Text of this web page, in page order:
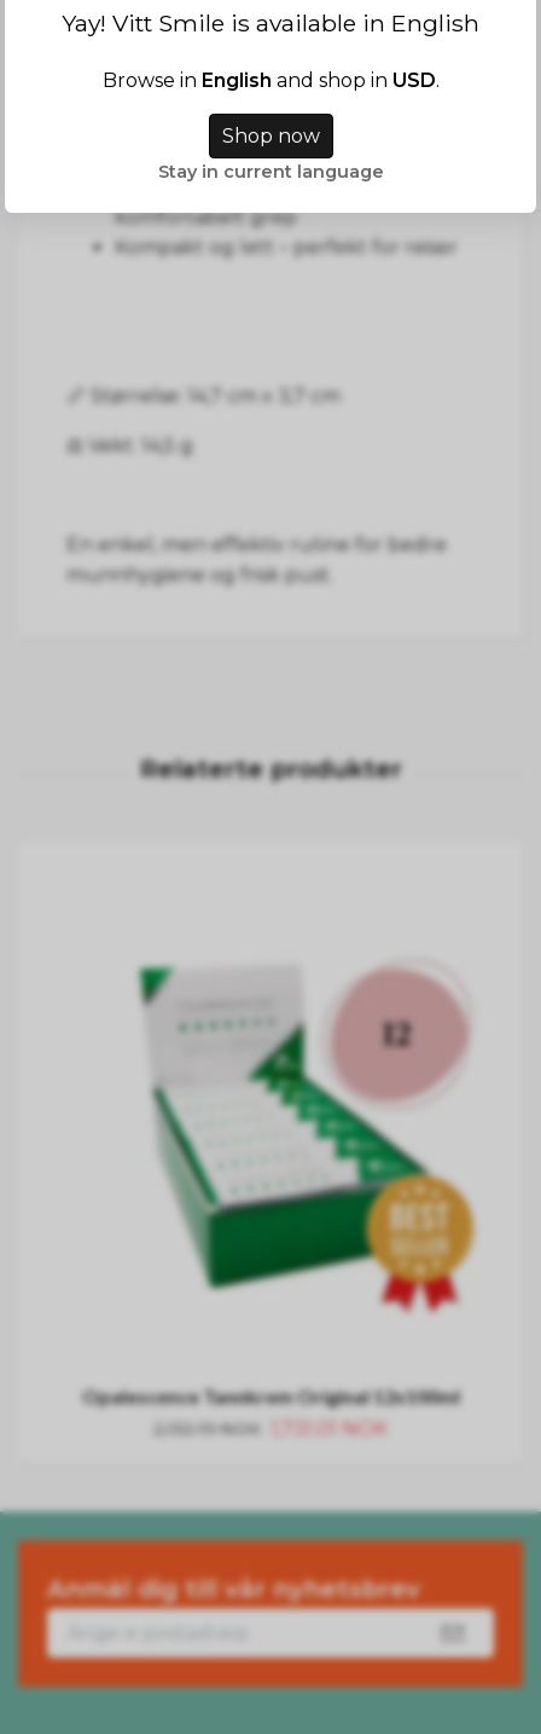
hygienisk
Fjerner bakterier, plakk og dårlig
Lett å rengjøre – bare skyll etter
Ergonomisk håndtak for
komfortabelt grep
Kompakt og lett – perfekt for reiser
📏 Størrelse: 14,7 cm x 3,7 cm
⚖️ Vekt: 14,5 g
En enkel, men effektiv rutine for bedre
munnhygiene og frisk pust.
Opalescence Tannkrem Original 12x100ml
2,132.19 NOK 1,731.01 NOK
Anmäl dig till vår nyhetsbrev
Yay! Vitt Smile is available in English
Browse in English and shop in USD.
Shop now
Stay in current language